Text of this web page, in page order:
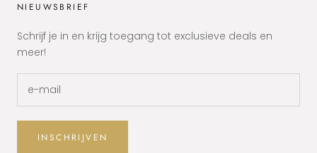
NIEUWSBRIEF
Schrijf je in en krijg toegang tot exclusieve deals en
meer!
INSCHRIJVEN